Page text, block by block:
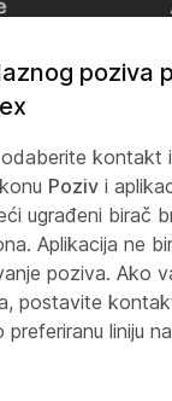
poziva
kontakt
Poziv i
ugrađeni birač
Aplikacija ne
poziva. Ako
postavite
liniju